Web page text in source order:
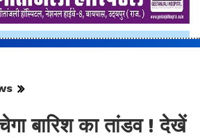
बारिश का तांडव ! देखें